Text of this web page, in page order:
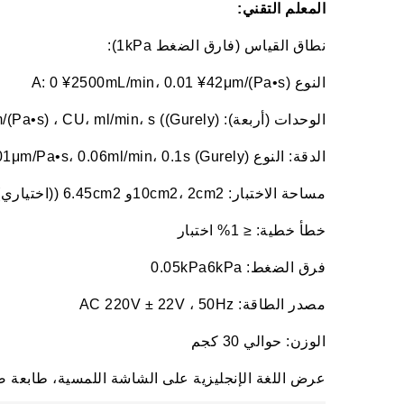
المعلم التقني:
نطاق القياس (فارق الضغط 1kPa):
النوع A: 0 ¥2500mL/min، 0.01 ¥42μm/(Pa•s)
الوحدات (أربعة): μm/(Pa•s) ، CU، ml/min، s ((Gurely)
الدقة: النوع A: 0.01μm/Pa•s، 0.06ml/min، 0.1s (Gurely)
مساحة الاختبار: 10cm2، 2cm2و 6.45cm2 ((اختياري)
خطأ خطية: ≤ 1% اختبار
فرق الضغط: 0.05kPa6kPa
مصدر الطاقة: AC 220V ± 22V ، 50Hz
الوزن: حوالي 30 كجم
عرض اللغة الإنجليزية على الشاشة اللمسية، طابعة